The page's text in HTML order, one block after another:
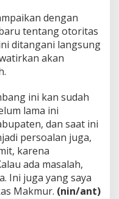
dengan
tentang otoritas
ditangani langsung
akan
ini kan sudah
lama ini
dan saat ini
persoalan juga,
karena
ada masalah,
Ini juga yang saya
Makmur. (nin/ant)